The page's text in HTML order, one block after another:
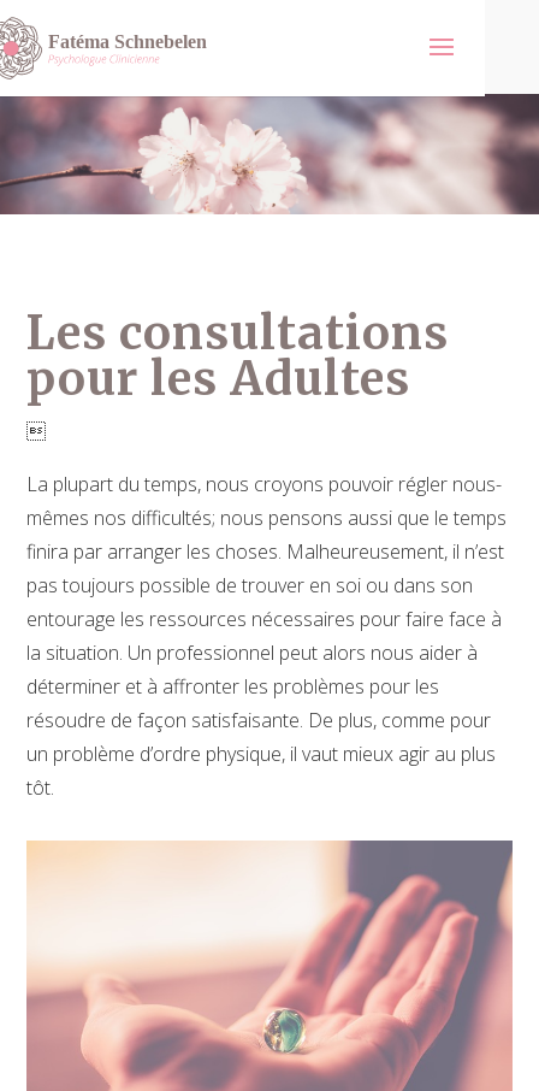
Les consultations
pour les Adultes

La plupart du temps, nous croyons pouvoir régler nous-
mêmes nos difficultés; nous pensons aussi que le temps
finira par arranger les choses. Malheureusement, il n’est
pas toujours possible de trouver en soi ou dans son
entourage les ressources nécessaires pour faire face à
la situation. Un professionnel peut alors nous aider à
déterminer et à affronter les problèmes pour les
résoudre de façon satisfaisante. De plus, comme pour
un problème d’ordre physique, il vaut mieux agir au plus
tôt.